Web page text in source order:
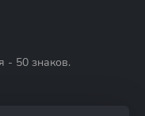
- 50 знаков.